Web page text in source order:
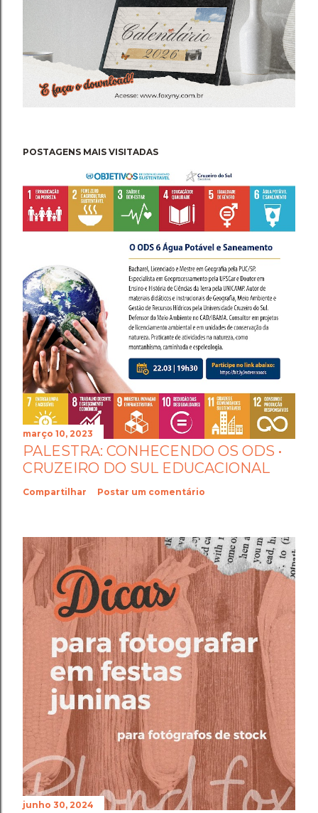
POSTAGENS MAIS VISITADAS
março 10, 2023
PALESTRA: CONHECENDO OS ODS •
CRUZEIRO DO SUL EDUCACIONAL
Compartilhar Postar um comentário
junho 30, 2024